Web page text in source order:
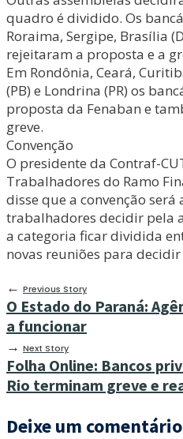
quadro é dividido. Os
Roraima, Sergipe, Brasília
rejeitaram a proposta e a
Em Rondônia, Ceará,
(PB) e Londrina (PR) os
proposta da Fenaban e
greve.
Convenção
O presidente da Contraf-
Trabalhadores do Ramo
disse que a convenção
trabalhadores decidir pela
a categoria ficar dividida
novas reuniões para
← Previous Story
O Estado do Paraná:
a funcionar
→ Next Story
Folha Online: Bancos
Rio terminam greve e
Deixe um comentário